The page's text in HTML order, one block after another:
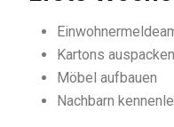
Kartons
Möbel aufbauen
Nachbarn